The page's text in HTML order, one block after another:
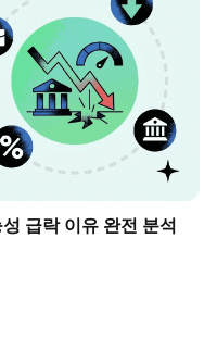
급락 이유 완전 분석